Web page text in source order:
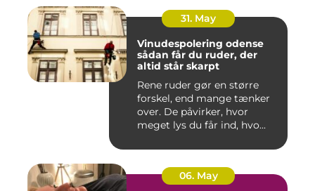
31. May
Vinudespolering odense
sådan får du ruder, der
altid står skarpt
Rene ruder gør en større
forskel, end mange tænker
over. De påvirker, hvor
meget lys du får ind, hvo...
06. May